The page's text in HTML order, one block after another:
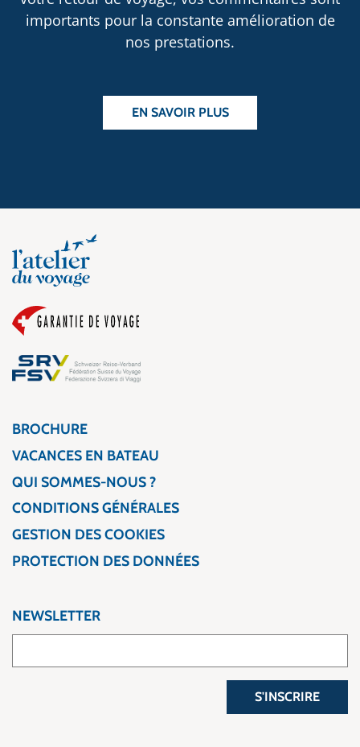
importants pour la constante amélioration de
nos prestations.
EN SAVOIR PLUS
BROCHURE
VACANCES EN BATEAU
QUI SOMMES-NOUS ?
CONDITIONS GÉNÉRALES
GESTION DES COOKIES
PROTECTION DES DONNÉES
NEWSLETTER
S'INSCRIRE